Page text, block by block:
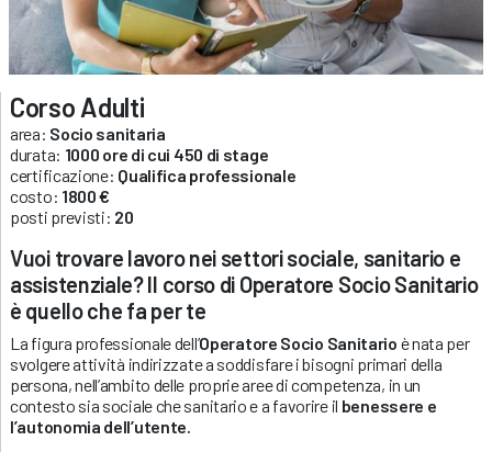
Corso Adulti
area: Socio sanitaria
durata: 1000 ore di cui 450 di stage
certificazione: Qualifica professionale
costo: 1800 €
posti previsti: 20
Vuoi trovare lavoro nei settori sociale, sanitario e
assistenziale? Il corso di Operatore Socio Sanitario
è quello che fa per te
La figura professionale dell’Operatore Socio Sanitario è nata per
svolgere attività indirizzate a soddisfare i bisogni primari della
persona, nell’ambito delle proprie aree di competenza, in un
contesto sia sociale che sanitario e a favorire il benessere e
l’autonomia dell’utente.